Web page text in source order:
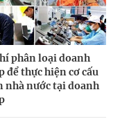
phân loại doanh
để thực hiện cơ cấu
nhà nước tại doanh